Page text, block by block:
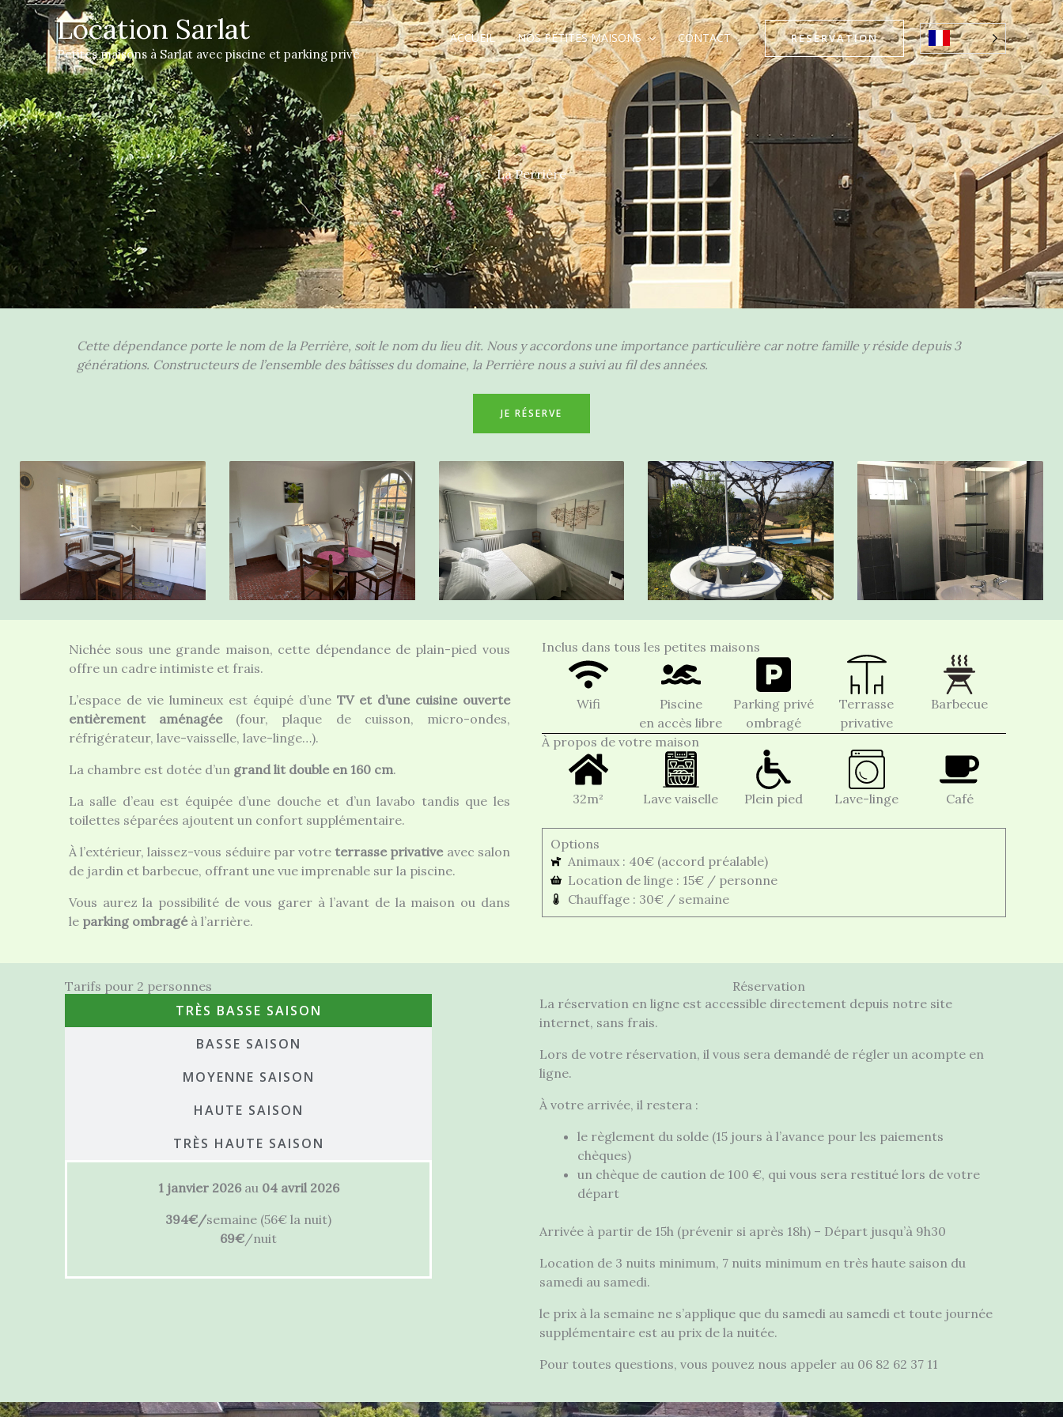
Aller
au
contenu Location Sarlat
Petites maisons à Sarlat avec piscine et parking privé
ACCUEIL NOS PETITES MAISONS CONTACT RESERVATION
La Perrière
Cette dépendance porte le nom de la Perrière, soit le nom du lieu dit. Nous y accordons une importance particulière car notre famille y réside depuis 3
générations. Constructeurs de l’ensemble des bâtisses du domaine, la Perrière nous a suivi au fil des années.
JE RÉSERVE
Nichée sous une grande maison, cette dépendance de plain-pied vous
offre un cadre intimiste et frais.
L’espace de vie lumineux est équipé d’une TV et d’une cuisine ouverte
entièrement aménagée(four, plaque de cuisson, micro-ondes,
réfrigérateur, lave-vaisselle, lave-linge…).
La chambre est dotée d’un grand lit double en 160 cm.
La salle d’eau est équipée d’une douche et d’un lavabo tandis que les
toilettes séparées ajoutent un confort supplémentaire.
À l’extérieur, laissez-vous séduire par votre terrasse privativeavec salon
de jardin et barbecue, offrant une vue imprenable sur la piscine.
Vous aurez la possibilité de vous garer à l’avant de la maison ou dans
le parking ombragéà l’arrière.
Inclus dans tous les petites maisons
Wifi
Piscine
en accès libre
Parking privé
ombragé
Terrasse
privative
Barbecue
À propos de votre maison
32m² Lave vaiselle Plein pied Lave-linge Café
Options
Animaux : 40€ (accord préalable)
Location de linge : 15€ / personne
Chauffage : 30€ / semaine
Tarifs pour 2 personnes
TRÈS BASSE SAISON
BASSE SAISON
MOYENNE SAISON
HAUTE SAISON
TRÈS HAUTE SAISON
1 janvier 2026au 04 avril 2026
394€/semaine (56€ la nuit)
69€/nuit
Réservation
La réservation en ligne est accessible directement depuis notre site
internet, sans frais.
Lors de votre réservation, il vous sera demandé de régler un acompte en
ligne.
À votre arrivée, il restera :
le règlement du solde (15 jours à l’avance pour les paiements
chèques)
un chèque de caution de 100 €, qui vous sera restitué lors de votre
départ
Arrivée à partir de 15h (prévenir si après 18h) – Départ jusqu’à 9h30
Location de 3 nuits minimum, 7 nuits minimum en très haute saison du
samedi au samedi.
le prix à la semaine ne s’applique que du samedi au samedi et toute journée
supplémentaire est au prix de la nuitée.
Pour toutes questions, vous pouvez nous appeler au 06 82 62 37 11